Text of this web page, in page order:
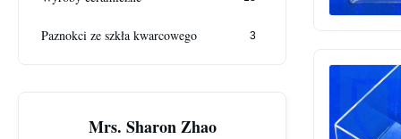
Paznokci ze szkła kwarcowego 3
Mrs. Sharon Zhao